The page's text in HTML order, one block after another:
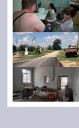
а
ц
и
я
п